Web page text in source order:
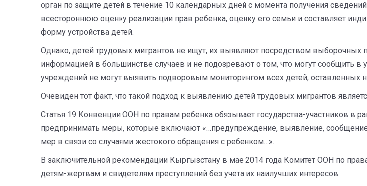
орган по защите детей в течение 10 календарных дней с момента получения
всестороннюю оценку реализации прав ребенка, оценку его семьи и составляет
форму устройства детей.
Однако, детей трудовых мигрантов не ищут, их выявляют посредством
информацией в большинстве случаев и не подозревают о том, что могут сообщить
учреждений не могут выявить подворовым мониторингом всех детей, оставленных
Очевиден тот факт, что такой подход к выявлению детей трудовых мигрантов
Статья 19 Конвенции ООН по правам ребенка обязывает государства-участников в
предпринимать меры, которые включают «…предупреждение, выявление,
мер в связи со случаями жестокого обращения с ребенком…».
В заключительной рекомендации Кыргызстану в мае 2014 года Комитет ООН по
детям-жертвам и свидетелям преступлений без учета их наилучших интересов.